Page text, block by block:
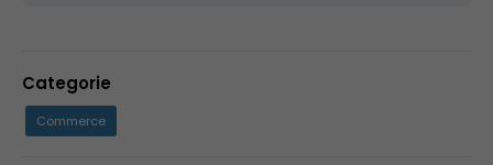
Categorie
Commerce